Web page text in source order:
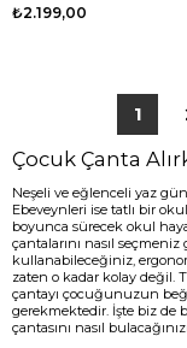
₺2.199,00
1
Çocuk Çanta
Neşeli ve eğlenceli yaz
Ebeveynleri ise tatlı bir
boyunca sürecek okul
çantalarını nasıl
kullanabileceğiniz,
zaten o kadar kolay değil.
çantayı çocuğunuzun
gerekmektedir. İşte biz de
çantasını nasıl